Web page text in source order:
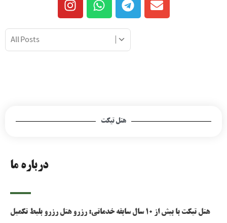
هتل تیکت
درباره ما
هتل تیکت با بیش از 10 سال سابقه خدماتی: رزرو هتل رزرو بلیط تکمیل